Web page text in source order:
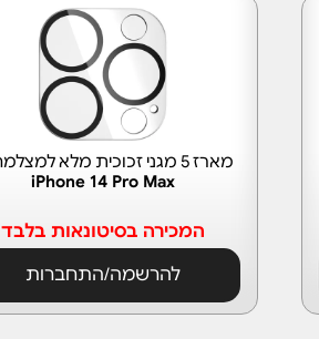
מארז 5 מגני זכוכית מלא למצלמה ל-
iPhone 14 Pro Max
המכירה בסיטונאות בלבד
להרשמה/התחברות